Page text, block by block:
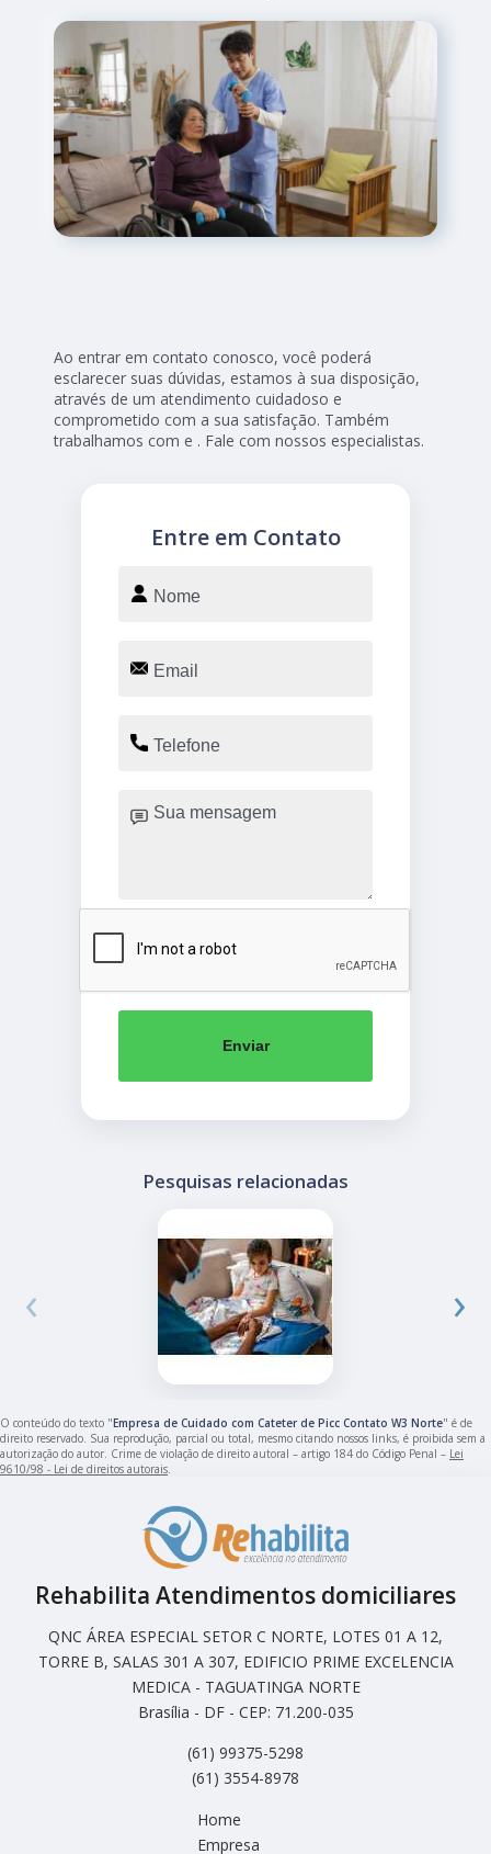
Ao entrar em contato conosco, você poderá
esclarecer suas dúvidas, estamos à sua disposição,
através de um atendimento cuidadoso e
comprometido com a sua satisfação. Também
trabalhamos com e . Fale com nossos especialistas.
Entre em Contato
Enviar
Pesquisas relacionadas
‹ ›
O conteúdo do texto "Empresa de Cuidado com Cateter de Picc Contato W3 Norte" é de
direito reservado. Sua reprodução, parcial ou total, mesmo citando nossos links, é proibida sem a
autorização do autor. Crime de violação de direito autoral – artigo 184 do Código Penal – Lei
9610/98 - Lei de direitos autorais
Rehabilita Atendimentos domiciliares
QNC ÁREA ESPECIAL SETOR C NORTE, LOTES 01 A 12,
TORRE B, SALAS 301 A 307, EDIFICIO PRIME EXCELENCIA
MEDICA - TAGUATINGA NORTE
Brasília - DF - CEP: 71.200-035
(61) 99375-5298
(61) 3554-8978
Home
Empresa